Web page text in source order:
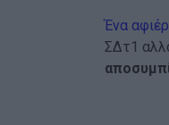
Ένα
ΣΔτ1